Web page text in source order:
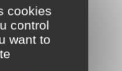
cookies
control
want todu site